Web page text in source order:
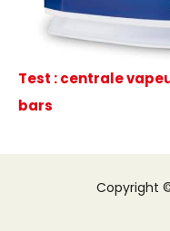
Test : centrale
bars
Copyright